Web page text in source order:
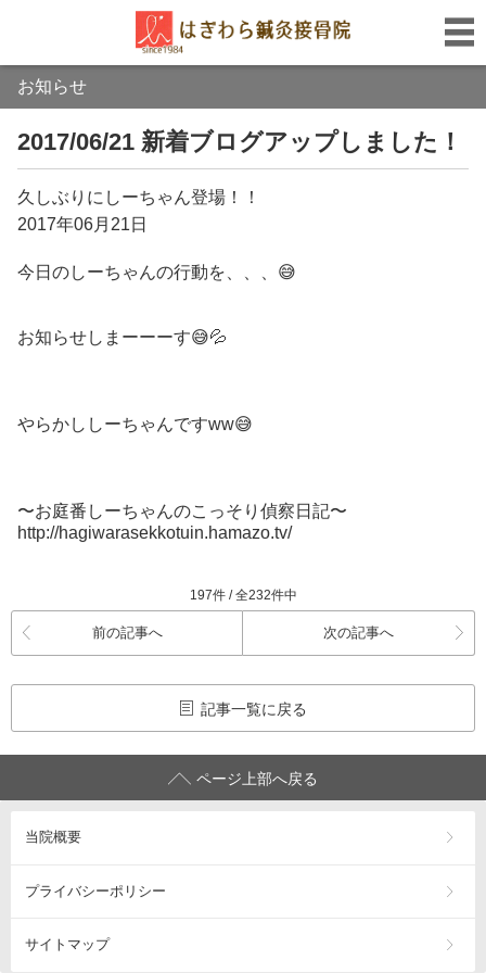
お知らせ
2017/06/21 新着ブログアップしました！
久しぶりにしーちゃん登場！！
2017年06月21日
今日のしーちゃんの行動を、、、😅
お知らせしまーーーす😅💦
やらかししーちゃんですww😅
〜お庭番しーちゃんのこっそり偵察日記〜
http://hagiwarasekkotuin.hamazo.tv/
197件 / 全232件中
前の記事へ 次の記事へ
記事一覧に戻る
ページ上部へ戻る
当院概要
プライバシーポリシー
サイトマップ